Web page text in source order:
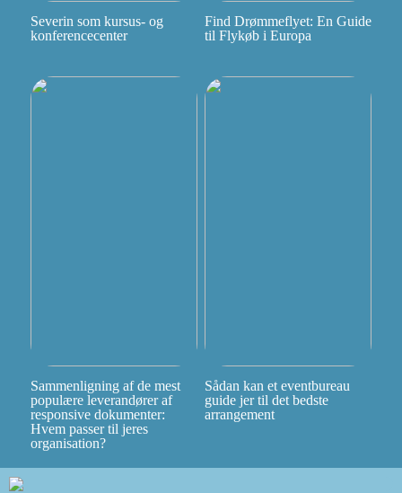
Severin som kursus- og
konferencecenter
Find Drømmeflyet: En Guide
til Flykøb i Europa
Sammenligning af de mest
populære leverandører af
responsive dokumenter:
Hvem passer til jeres
organisation?
Sådan kan et eventbureau
guide jer til det bedste
arrangement